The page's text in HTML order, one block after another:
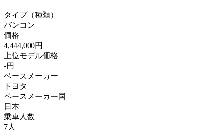
タイプ（種類）
バンコン
価格
4,444,000円
上位モデル価格
-円
ベースメーカー
トヨタ
ベースメーカー国
日本
乗車人数
7人